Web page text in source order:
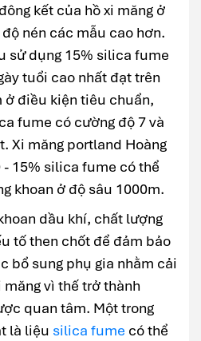
kết của hồ xi măng ở
nén các mẫu cao hơn.
sử dụng 15% silica fume
tuổi cao nhất đạt trên
ở điều kiện tiêu chuẩn,
fume có cường độ 7 và
Xi măng portland Hoàng
15% silica fume có thể
khoan ở độ sâu 1000m.
dầu khí, chất lượng
tố then chốt để đảm bảo
bổ sung phụ gia nhằm cải
vì thế trở thành
quan tâm. Một trong
là liệu silica fume có thể